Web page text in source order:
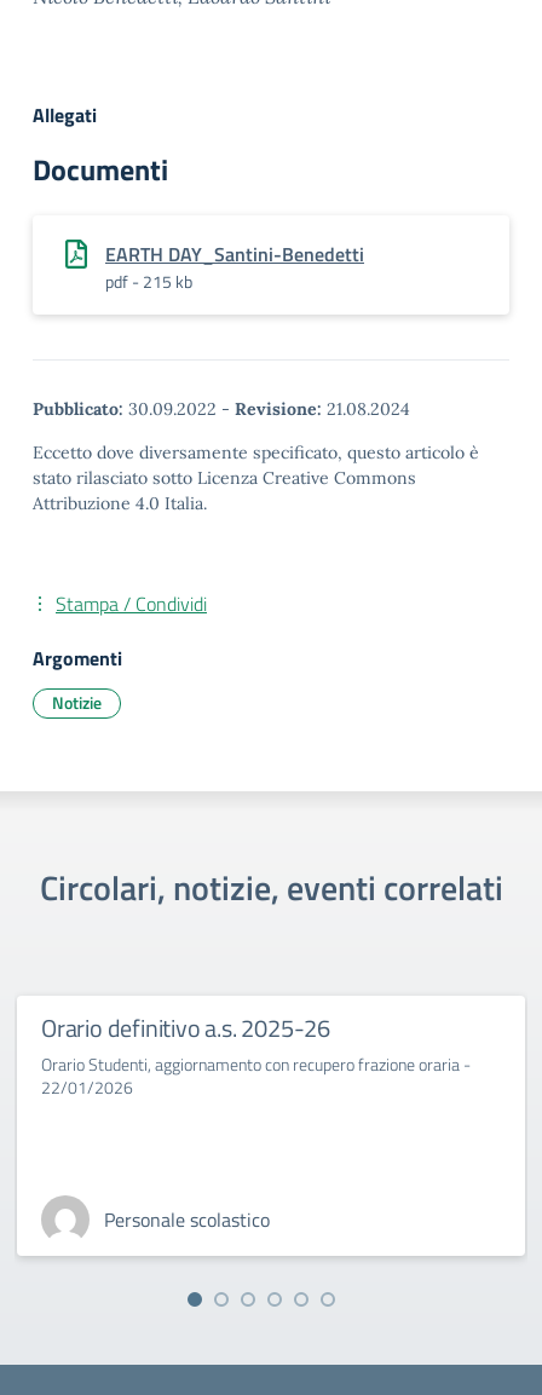
Allegati
Documenti
EARTH DAY_Santini-Benedetti
pdf - 215 kb
Pubblicato: 30.09.2022 - Revisione: 21.08.2024
Eccetto dove diversamente specificato, questo articolo è
stato rilasciato sotto Licenza Creative Commons
Attribuzione 4.0 Italia.
Stampa / Condividi
Argomenti
Notizie
Circolari, notizie, eventi correlati
Orario definitivo a.s. 2025-26
Orario Studenti, aggiornamento con recupero frazione oraria -
22/01/2026
Personale scolastico